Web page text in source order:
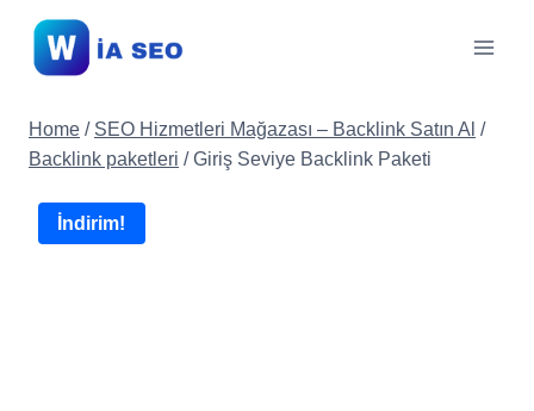
Skip
Home / SEO Hizmetleri Mağazası – Backlink Satın Al /
Backlink paketleri / Giriş Seviye Backlink Paketi
İndirim!